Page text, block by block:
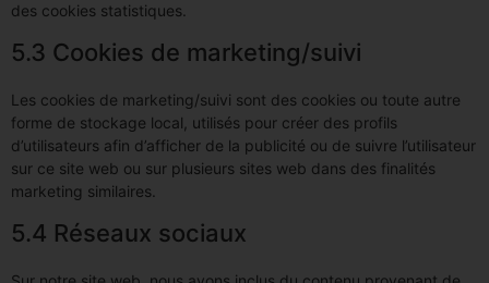
des cookies statistiques.
5.3 Cookies de marketing/suivi
Les cookies de marketing/suivi sont des cookies ou toute autre
forme de stockage local, utilisés pour créer des profils
d’utilisateurs afin d’afficher de la publicité ou de suivre l’utilisateur
sur ce site web ou sur plusieurs sites web dans des finalités
marketing similaires.
5.4 Réseaux sociaux